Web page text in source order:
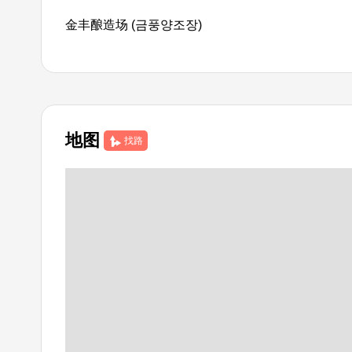
金丰酿造场 (금풍양조장)
地图 找路